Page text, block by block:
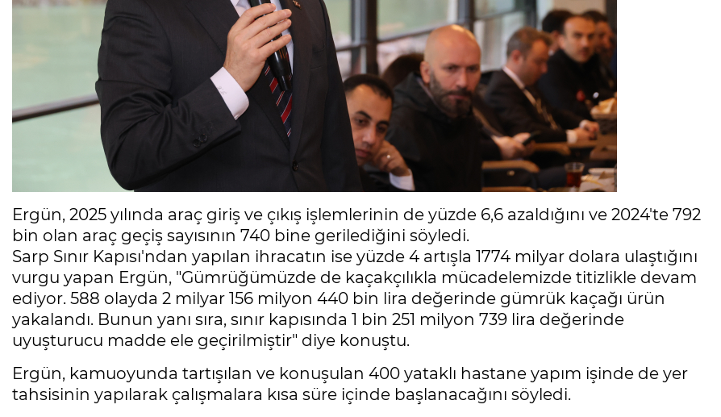
Ergün, 2025 yılında araç giriş ve çıkış işlemlerinin de yüzde 6,6 azaldığını ve 2024'te 792
bin olan araç geçiş sayısının 740 bine gerilediğini söyledi.
Sarp Sınır Kapısı'ndan yapılan ihracatın ise yüzde 4 artışla 1774 milyar dolara ulaştığını
vurgu yapan Ergün, "Gümrüğümüzde de kaçakçılıkla mücadelemizde titizlikle devam
ediyor. 588 olayda 2 milyar 156 milyon 440 bin lira değerinde gümrük kaçağı ürün
yakalandı. Bunun yanı sıra, sınır kapısında 1 bin 251 milyon 739 lira değerinde
uyuşturucu madde ele geçirilmiştir" diye konuştu.
Ergün, kamuoyunda tartışılan ve konuşulan 400 yataklı hastane yapım işinde de yer
tahsisinin yapılarak çalışmalara kısa süre içinde başlanacağını söyledi.